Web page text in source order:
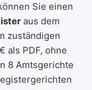
Sie einen
aus dem
zuständigen
als PDF, ohne
8 Amtsgerichte